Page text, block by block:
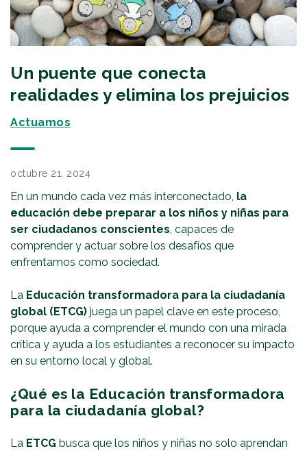
Un puente que conecta
realidades y elimina los prejuicios
Actuamos
octubre 21, 2024
En un mundo cada vez más interconectado, la
educación debe preparar a los niños y niñas para
ser ciudadanos conscientes, capaces de
comprender y actuar sobre los desafíos que
enfrentamos como sociedad.
La Educación transformadora para la ciudadanía
global (ETCG) juega un papel clave en este proceso,
porque ayuda a comprender el mundo con una mirada
crítica y ayuda a los estudiantes a reconocer su impacto
en su entorno local y global.
¿Qué es la Educación transformadora
para la ciudadanía global?
La ETCG busca que los niños y niñas no solo aprendan